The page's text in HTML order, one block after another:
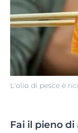
L'olio di pesce è
Fai il pieno